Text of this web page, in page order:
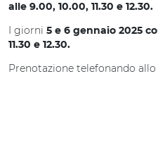
alle 9.00, 10.00, 11.30 e 12.30.
I giorni 5 e 6 gennaio 2025
11.30 e 12.30.
Prenotazione telefonando